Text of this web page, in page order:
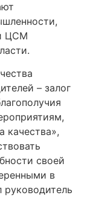
ЦСМ
– залог
качества»,
своей
в